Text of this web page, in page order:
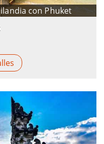
con Phuket